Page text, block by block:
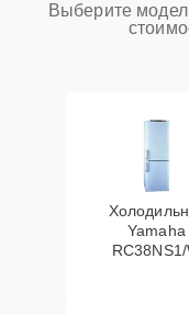
Выберите
Yamaha